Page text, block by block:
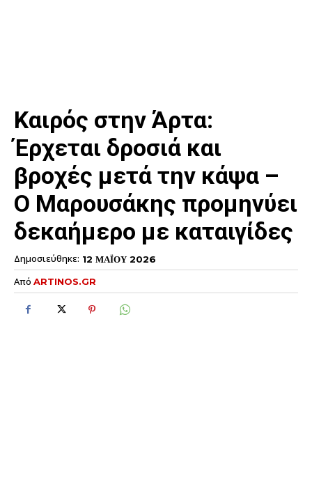
Καιρός στην Άρτα:
Έρχεται δροσιά και
βροχές μετά την κάψα –
Ο Μαρουσάκης προμηνύει
δεκαήμερο με καταιγίδες
Δημοσιεύθηκε: 12 ΜΑΪΟΥ 2026
Από ARTINOS.GR